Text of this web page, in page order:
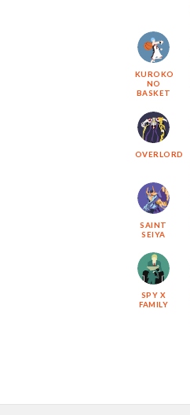
KUROKO
NO
BASKET
OVERLORD
SAINT
SEIYA
SPY X
FAMILY